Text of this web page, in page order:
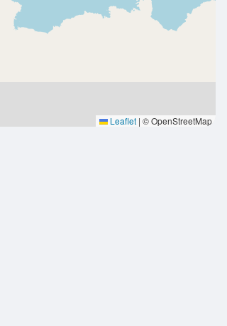
Leaflet | © OpenStreetMap